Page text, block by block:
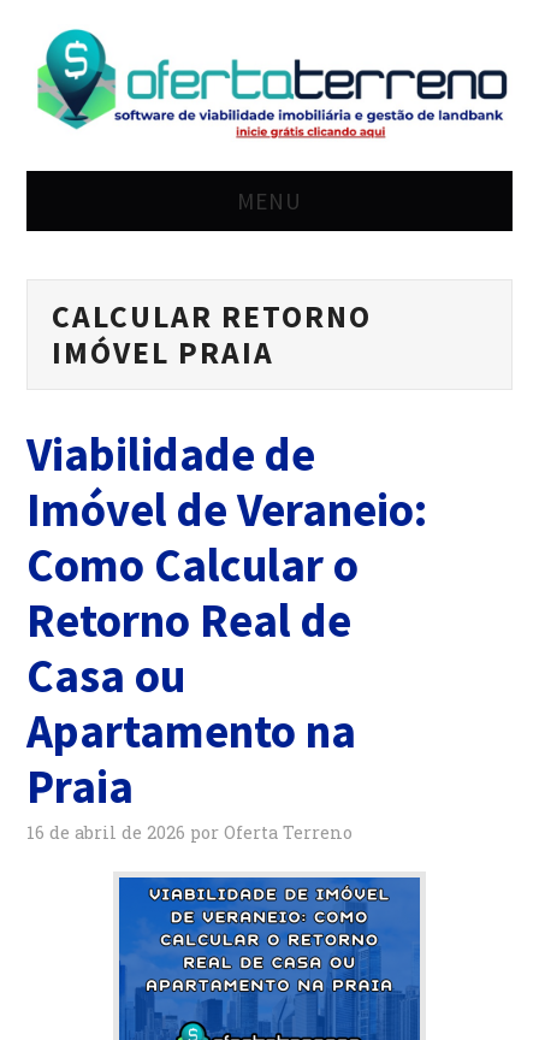
MENU
SOLUÇÃO
PREÇO
BLOG
LOGIN
CALCULAR RETORNO
IMÓVEL PRAIA
Viabilidade de
Imóvel de Veraneio:
Como Calcular o
Retorno Real de
Casa ou
Apartamento na
Praia
16 de abril de 2026 porOferta Terreno